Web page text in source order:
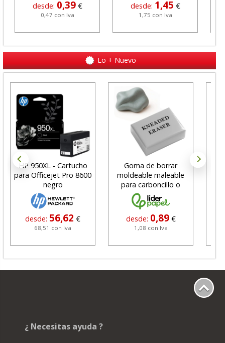
desde:0,39 €
0,47 con Iva
desde:1,45 €
1,75 con Iva
Lo + Nuevo
HP 950XL - Cartucho
para Officejet Pro 8600
negro
desde: 56,62 €
68,51 con Iva
Goma de borrar
moldeable maleable
para carboncillo o
grafito
desde: 0,89 €
1,08 con Iva
¿ Necesitas ayuda ?